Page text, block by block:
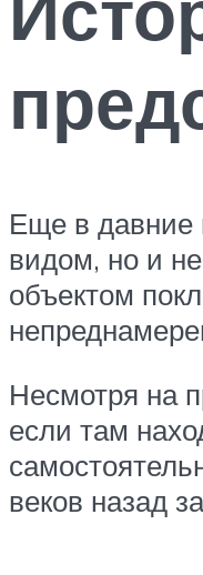
Еще в давние
видом, но и
объектом
Несмотря на
если там
веков назад